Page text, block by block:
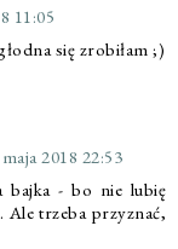
11:05
się zrobiłam ;)
2018 22:53
bajka - bo nie lubię
Ale trzeba przyznać,